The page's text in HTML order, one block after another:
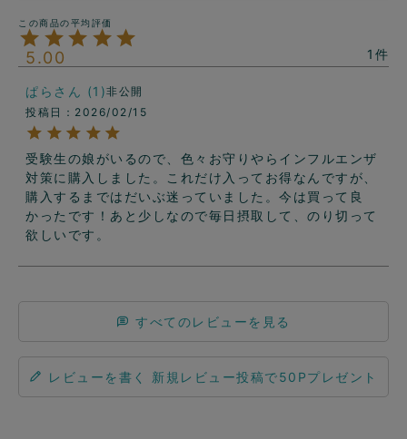
5.00 1
ぱら 1
非公開
投稿日
2026/02/15
受験生の娘がいるので、色々お守りやらインフルエンザ
対策に購入しました。これだけ入ってお得なんですが、
購入するまではだいぶ迷っていました。今は買って良
かったです！あと少しなので毎日摂取して、のり切って
欲しいです。
すべてのレビューを見る
レビューを書く